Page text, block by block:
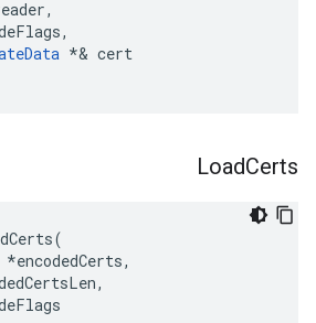
*& cert
LoadCerts
(
*encodedCerts,
,